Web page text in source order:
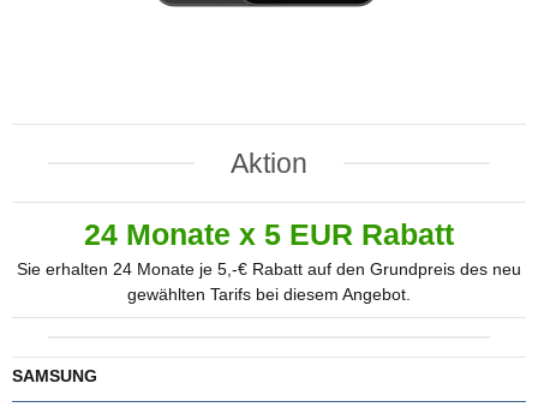
Aktion
24 Monate x 5 EUR Rabatt
Sie erhalten 24 Monate je 5,-€ Rabatt auf den Grundpreis des neu
gewählten Tarifs bei diesem Angebot.
SAMSUNG